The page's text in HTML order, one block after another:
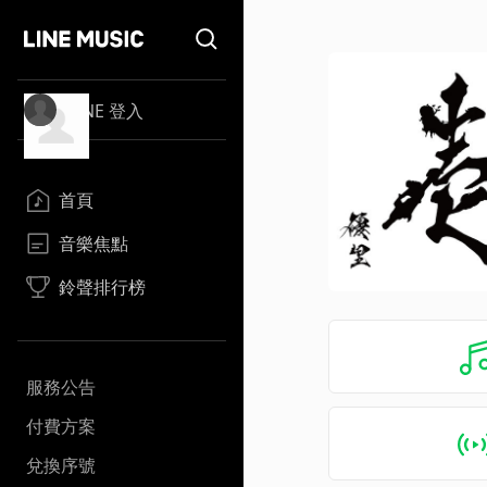
LINE 登入
首頁
音樂焦點
鈴聲排行榜
服務公告
付費方案
兌換序號